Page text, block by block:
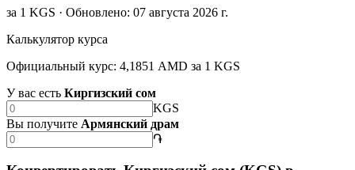
за 1 KGS · Обновлено: 07 августа 2026 г.
Калькулятор курса
Официальный курс: 4,1851 AMD за 1 KGS
У вас есть Киргизский сом
KGS
Вы получите Армянский драм
֏